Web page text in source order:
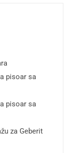
pisoar sa
pisoar sa
za Geberit